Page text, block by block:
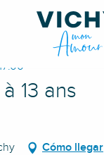
13 ans
Cómo llegar